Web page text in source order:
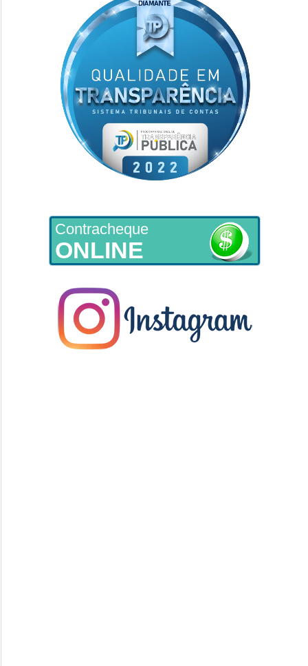
Contracheque
ONLINE